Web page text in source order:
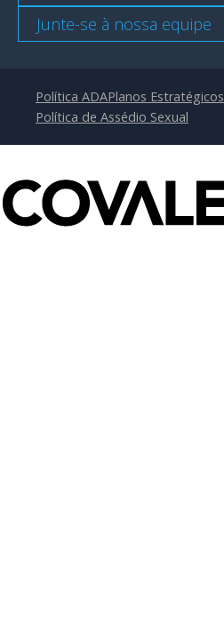
Junte-se à nossa equipe
Política ADAPlanos Estratégicos
Política de Assédio Sexual